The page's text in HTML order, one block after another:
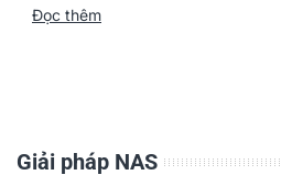
xác tuyệt đối
Đọc thêm
Giải pháp NAS